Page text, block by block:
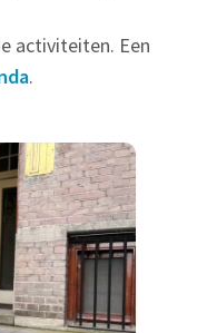
activiteiten. Een
.